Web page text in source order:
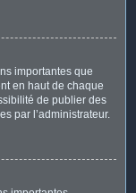
importantes que
en haut de chaque
de publier des
par l’administrateur.